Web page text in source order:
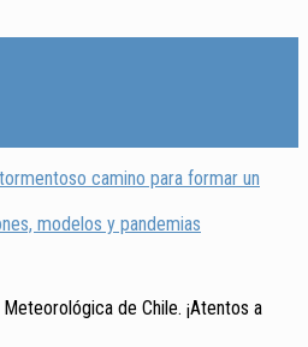
camino para formar un
modelos y pandemias
de Chile. ¡Atentos a